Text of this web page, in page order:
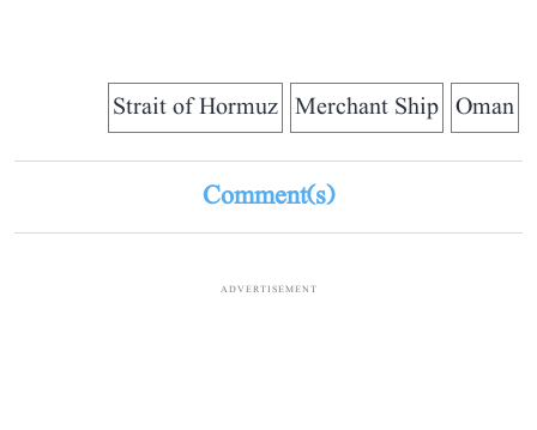
Oman
Merchant Ship
Strait of Hormuz
Comment(s)
ADVERTISEMENT